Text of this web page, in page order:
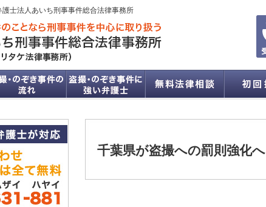
士法人あいち刑事事件総合法律事務所
千葉県が盗撮への罰則強化へ